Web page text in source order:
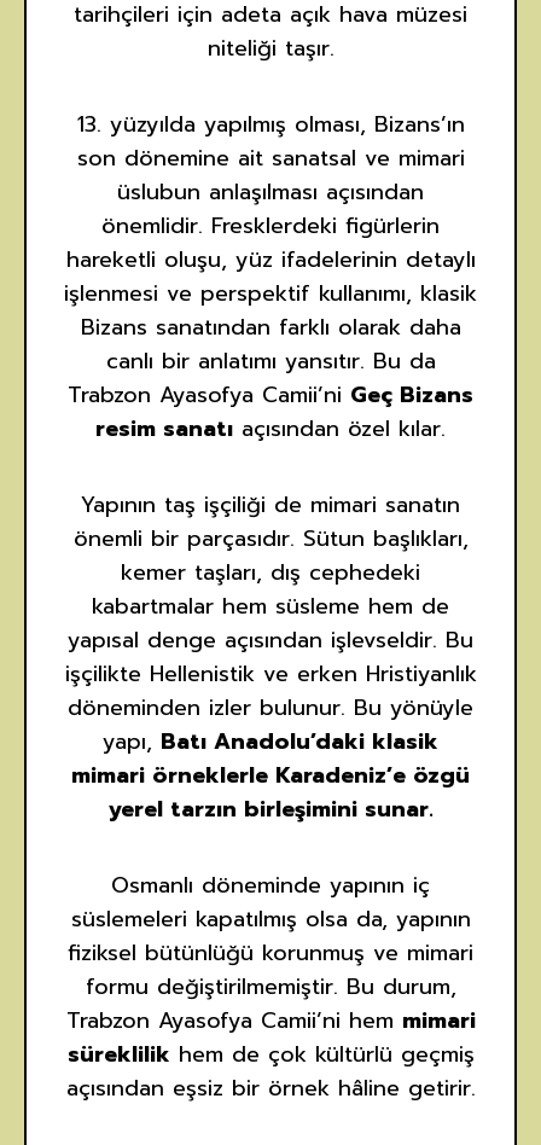
tarihçileri için adeta açık hava müzesi
niteliği taşır.
13. yüzyılda yapılmış olması, Bizans’ın
son dönemine ait sanatsal ve mimari
üslubun anlaşılması açısından
önemlidir. Fresklerdeki figürlerin
hareketli oluşu, yüz ifadelerinin detaylı
işlenmesi ve perspektif kullanımı, klasik
Bizans sanatından farklı olarak daha
canlı bir anlatımı yansıtır. Bu da
Trabzon Ayasofya Camii’ni Geç Bizans
resim sanatı açısından özel kılar.
Yapının taş işçiliği de mimari sanatın
önemli bir parçasıdır. Sütun başlıkları,
kemer taşları, dış cephedeki
kabartmalar hem süsleme hem de
yapısal denge açısından işlevseldir. Bu
işçilikte Hellenistik ve erken Hristiyanlık
döneminden izler bulunur. Bu yönüyle
yapı, Batı Anadolu’daki klasik
mimari örneklerle Karadeniz’e özgü
yerel tarzın birleşimini sunar.
Osmanlı döneminde yapının iç
süslemeleri kapatılmış olsa da, yapının
fiziksel bütünlüğü korunmuş ve mimari
formu değiştirilmemiştir. Bu durum,
Trabzon Ayasofya Camii’ni hem mimari
süreklilik hem de çok kültürlü geçmiş
açısından eşsiz bir örnek hâline getirir.